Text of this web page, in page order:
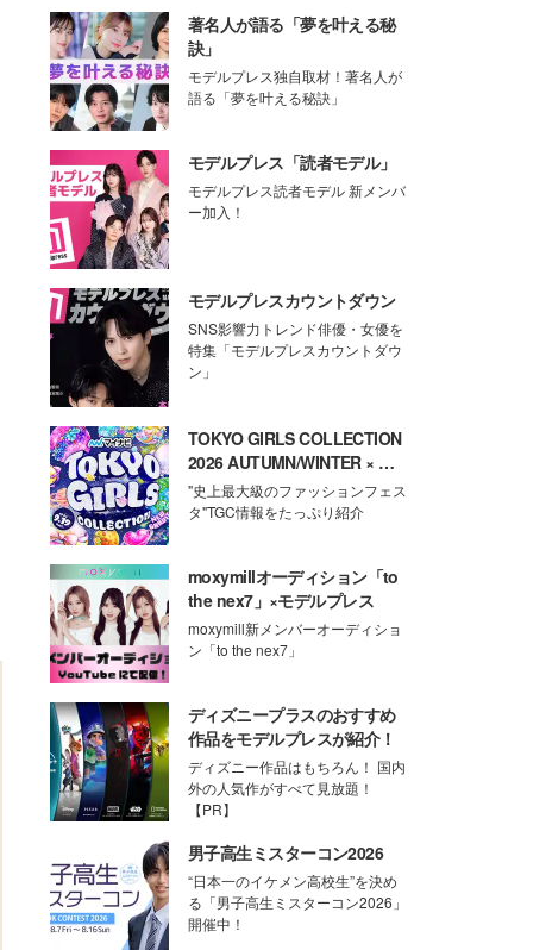
著名人が語る「夢を叶える秘
訣」
モデルプレス独自取材！著名人が
語る「夢を叶える秘訣」
モデルプレス「読者モデル」
モデルプレス読者モデル 新メンバ
ー加入！
モデルプレスカウントダウン
SNS影響力トレンド俳優・女優を
特集「モデルプレスカウントダウ
ン」
TOKYO GIRLS COLLECTION
2026 AUTUMN/WINTER × モ
デルプレス
"史上最大級のファッションフェス
タ"TGC情報をたっぷり紹介
moxymillオーディション「to
the nex7」×モデルプレス
moxymill新メンバーオーディショ
ン「to the nex7」
ディズニープラスのおすすめ
作品をモデルプレスが紹介！
ディズニー作品はもちろん！ 国内
外の人気作がすべて見放題！
【PR】
男子高生ミスターコン2026
“日本一のイケメン高校生”を決め
る「男子高生ミスターコン2026」
開催中！